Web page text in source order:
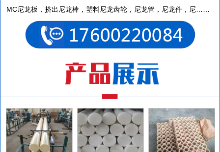
MC尼龙板，挤出尼龙棒，塑料尼龙齿轮，尼龙管，尼龙件，尼……